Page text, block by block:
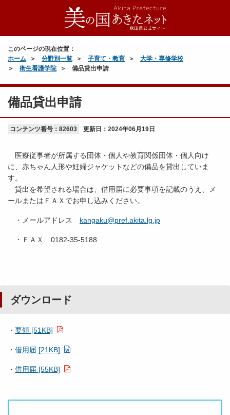
このページの現在位置：
ホーム
分野別一覧 子育て・教育
大学・専修学校
衛生看護学院
備品貸出申請
備品貸出申請
コンテンツ番号：82603 更新日： 2024年06月19日
医療従事者が所属する団体・個人や教育関係団体・個人向け
に、赤ちゃん人形や妊婦ジャケットなどの備品を貸出していま
す。
貸出を希望される場合は、借用届に必要事項を記載のうえ、メ
ールまたはＦＡＸでお申し込みください。
・メールアドレス kangaku@pref.akita.lg.jp
・ＦＡＸ 0182-35-5188
ダウンロード
・ 要領 [51KB]
・ 借用届 [21KB]
・ 借用届 [55KB]